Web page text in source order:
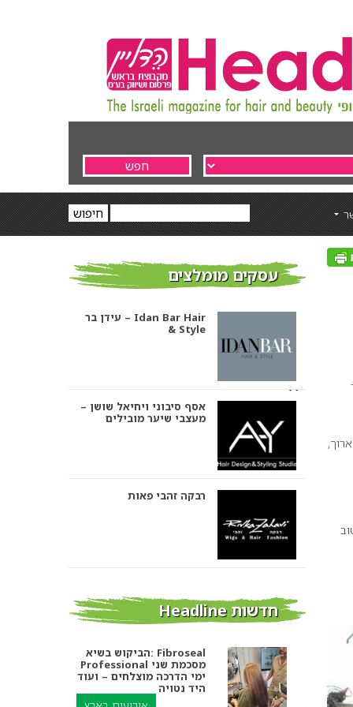
עסקים מומלצים
עידן בר – Idan Bar Hair
& Style
אסף סיבוני ויחיאל שושן –
מעצבי שיער מובילים
רבקה זהבי פאות
אורטל אדרי עיצוב שיער
חדשות Headline
הביקוש בשיא: Fibroseal
Professional מסכמת שני
ימי הדרכה מוצלחים – ועוד
היד נטויה